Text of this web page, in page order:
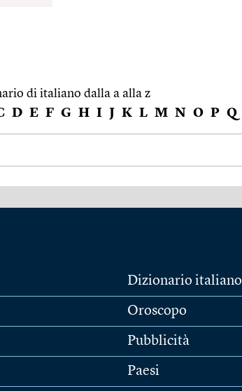
di italiano dalla a alla z
D E F G H I J K L M N O P Q
Dizionario italiano
Oroscopo
Pubblicità
Paesi